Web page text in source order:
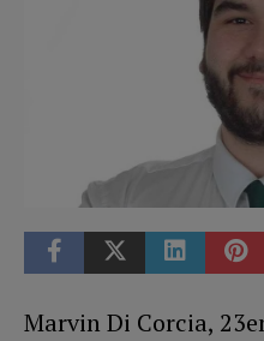
Marvin Di Corcia,